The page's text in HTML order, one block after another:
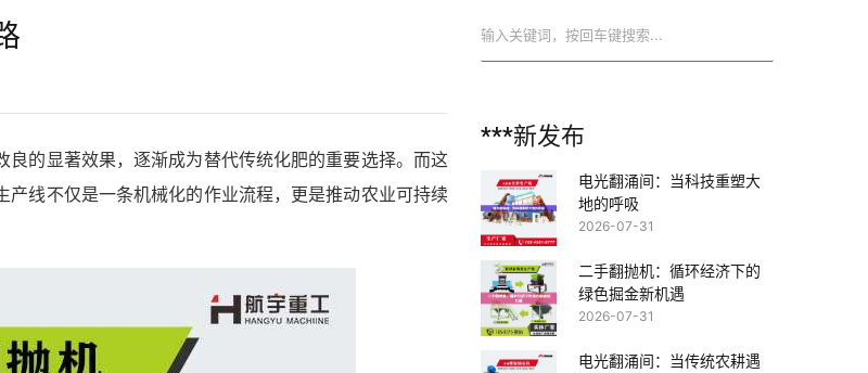
的显著效果，逐渐成为替代传统化肥的重要选择。而这
线不仅是一条机械化的作业流程，更是推动农业可持续
***新发布
电光翻涌间：当科技重塑大
地的呼吸
2026-07-31
二手翻抛机：循环经济下的
绿色掘金新机遇
2026-07-31
电光翻涌间：当传统农耕遇